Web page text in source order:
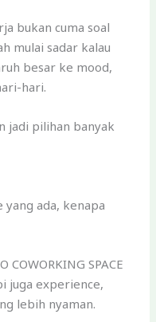
bukan cuma soal
mulai sadar kalau
besar ke mood,
hari.
jadi pilihan banyak
ada, kenapa
SPACE
juga experience,
lebih nyaman.